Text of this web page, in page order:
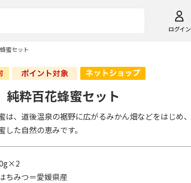
ログイン
蜜セット
粋百花蜂蜜セット
は、道後温泉の裾野に広がるみかん畑などをはじめ、
した自然の恵みです。
ちみつ＝愛媛県産